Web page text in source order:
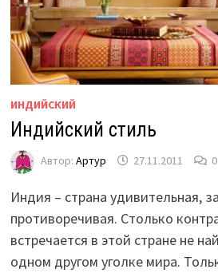
ИНДИЙСКИЙ
Индийский стиль
Автор: Артур 27.11.2011 0
Индия – страна удивительная,
противоречивая. Столько
встречается в этой стране не
одном другом уголке мира.